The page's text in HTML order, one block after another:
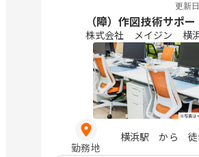
更新日
（障）作図技術サポー
株式会社 メイジン 横
勤務地
横浜駅 から 徒